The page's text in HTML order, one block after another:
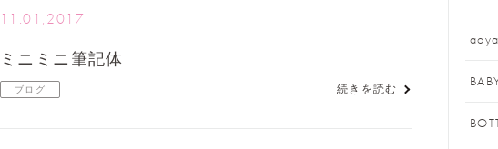
11.01,2017
ミニミニ筆記体
ブログ 続きを読む